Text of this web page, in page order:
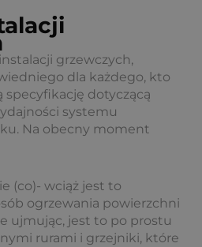
grzewczych,
dla każdego, kto
specyfikację dotyczącą
systemu
Na obecny moment
(co)- wciąż jest to
ogrzewania powierzchni
ujmując, jest to po prostu
rurami i grzejniki, które